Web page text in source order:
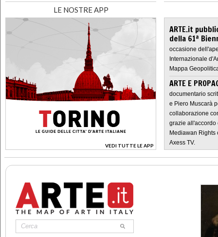
LE NOSTRE APP
VEDI TUTTE LE APP
>
ARTE.it
della 61ª
occasione
Internazionale
Mappa
ARTE E
documentario
e Piero Muscarà
collaborazione
grazie all'accordo
Mediawan Rights
Axess TV.